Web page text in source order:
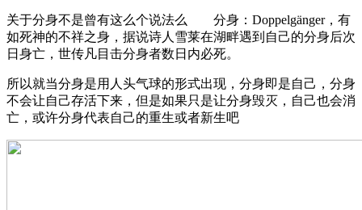
关于分身不是曾有这么个说法么 分身：Doppelgänger，有
如死神的不祥之身，据说诗人雪莱在湖畔遇到自己的分身后次
日身亡，世传凡目击分身者数日内必死。
所以就当分身是用人头气球的形式出现，分身即是自己，分身
不会让自己存活下来，但是如果只是让分身毁灭，自己也会消
亡，或许分身代表自己的重生或者新生吧